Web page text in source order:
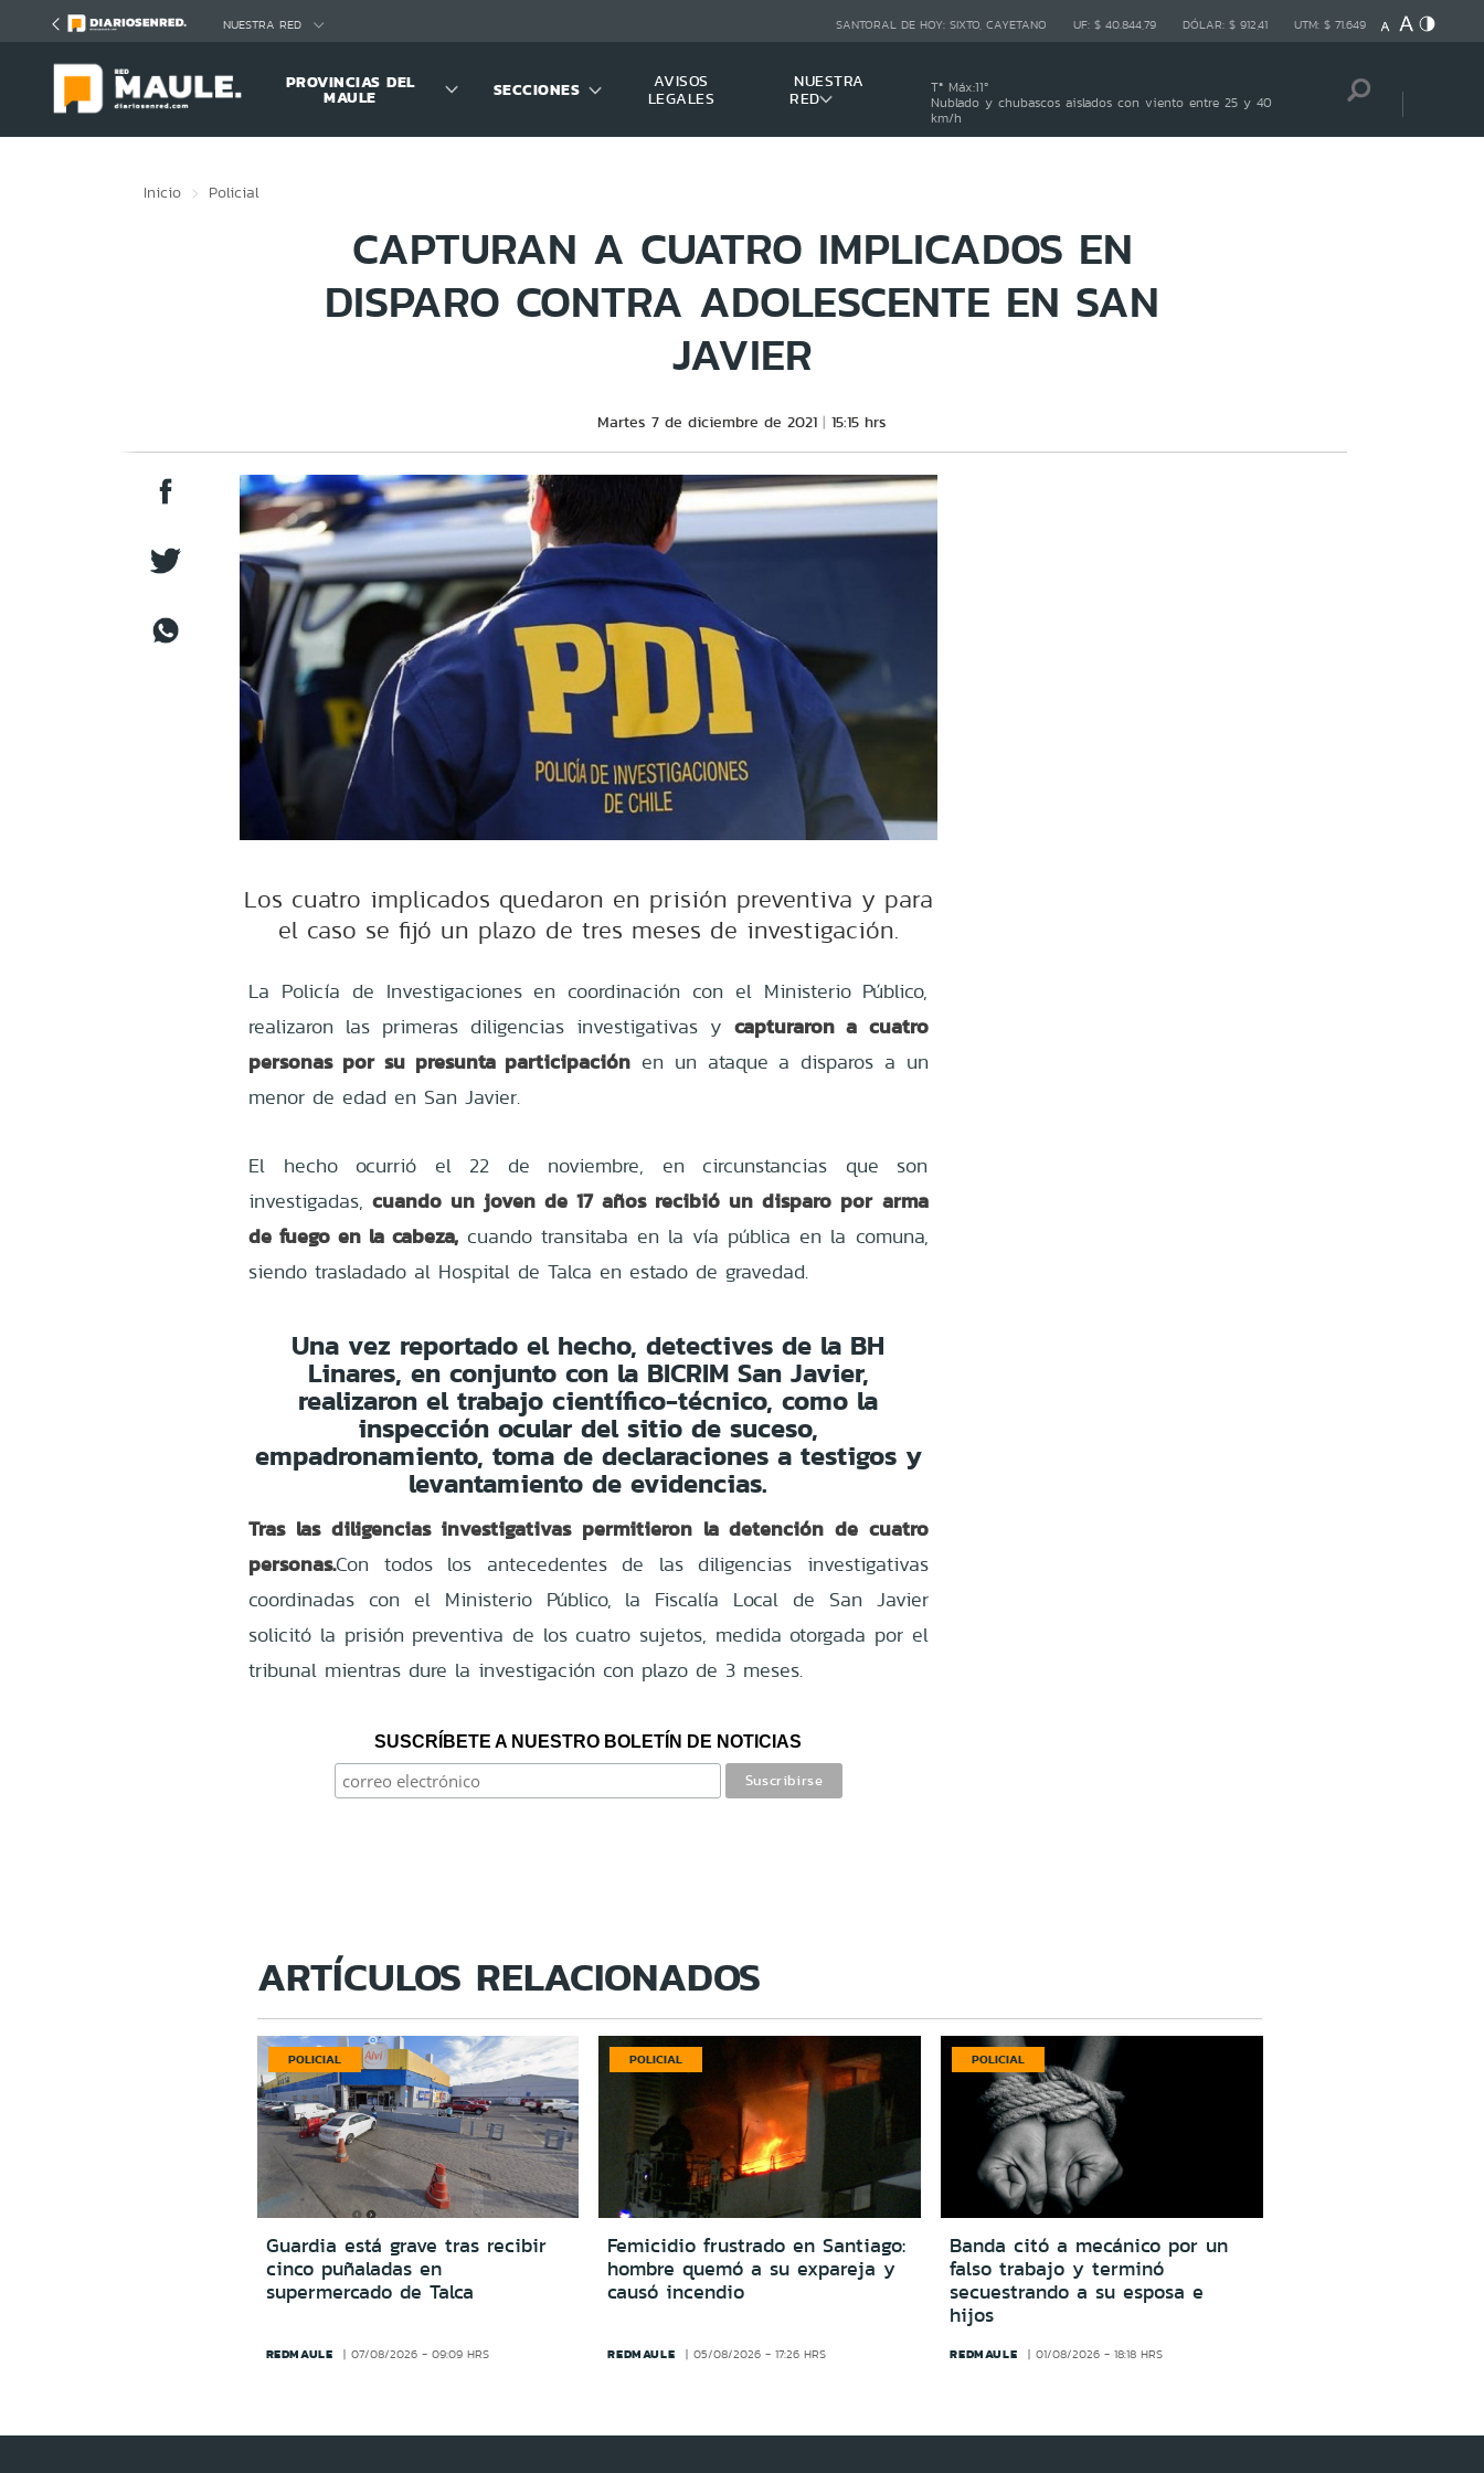
NUESTRA RED SANTORAL DE HOY: SIXTO, CAYETANO UF: $ 40.844,79 DÓLAR: $ 912,41 UTM: $ 71.649
PROVINCIAS DEL
MAULE SECCIONES
AVISOS
LEGALES
NUESTRA
RED
Tª Máx:11º
Nublado y chubascos aislados con viento entre 25 y 40
km/h
Inicio Policial
CAPTURAN A CUATRO IMPLICADOS EN
DISPARO CONTRA ADOLESCENTE EN SAN
JAVIER
Martes 7 de diciembre de 2021 15:15 hrs
Los cuatro implicados quedaron en prisión preventiva y para
el caso se fijó un plazo de tres meses de investigación.
La Policía de Investigaciones en coordinación con el Ministerio Público,
realizaron las primeras diligencias investigativas ycapturaron a cuatro
personas por su presunta participación en un ataque a disparos a un
menor de edad en San Javier.
El hecho ocurrió el 22 de noviembre, en circunstancias que son
investigadas, cuando un joven de 17 años recibió un disparo por arma
de fuego en la cabeza, cuando transitaba en la vía pública en la comuna,
siendo trasladado al Hospital de Talca en estado de gravedad.
Una vez reportado el hecho, detectives de la BH
Linares, en conjunto con la BICRIM San Javier,
realizaron el trabajo científico-técnico, como la
inspección ocular del sitio de suceso,
empadronamiento, toma de declaraciones a testigos y
levantamiento de evidencias.
Tras las diligencias investigativas permitieron la detención de cuatro
personas.Con todos los antecedentes de las diligencias investigativas
coordinadas con el Ministerio Público, la Fiscalía Local de San Javier
solicitó la prisión preventiva de los cuatro sujetos, medida otorgada por el
tribunal mientras dure la investigación con plazo de 3 meses.
SUSCRÍBETE A NUESTRO BOLETÍN DE NOTICIAS
ARTÍCULOS RELACIONADOS
POLICIAL
Guardia está grave tras recibir
cinco puñaladas en
supermercado de Talca
REDMAULE 07/08/2026 - 09:09 HRS
POLICIAL
Femicidio frustrado en Santiago:
hombre quemó a su expareja y
causó incendio
REDMAULE 05/08/2026 - 17:26 HRS
POLICIAL
Banda citó a mecánico por un
falso trabajo y terminó
secuestrando a su esposa e
hijos
REDMAULE 01/08/2026 - 18:18 HRS